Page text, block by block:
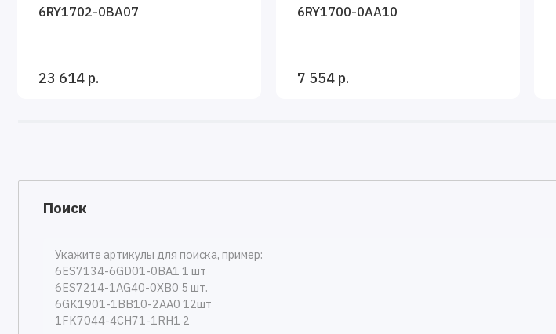
6RY1702-0BA07
23 614 р.
6RY1700-0AA10
7 554 р.
Поиск